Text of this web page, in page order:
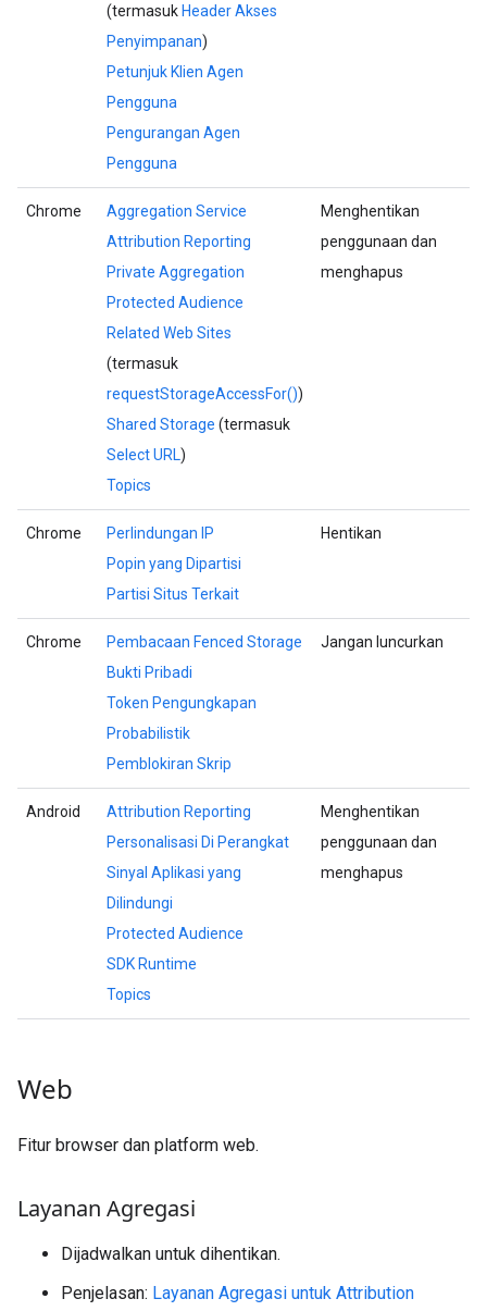
(termasukHeader Akses
Penyimpanan)
Petunjuk Klien Agen
Pengguna
Pengurangan Agen
Pengguna
Chrome
Aggregation Service
Attribution Reporting
Private Aggregation
Protected Audience
Related Web Sites
(termasuk
requestStorageAccessFor())
Shared Storage (termasuk
Select URL)
Topics
Menghentikan
penggunaan dan
menghapus
Chrome
Perlindungan IP
Popin yang Dipartisi
Partisi Situs Terkait
Hentikan
Chrome
Pembacaan Fenced Storage
Bukti Pribadi
Token Pengungkapan
Probabilistik
Pemblokiran Skrip
Jangan luncurkan
Android
Attribution Reporting
Personalisasi Di Perangkat
Sinyal Aplikasi yang
Dilindungi
Protected Audience
SDK Runtime
Topics
Menghentikan
penggunaan dan
menghapus
Web
Fitur browser dan platform web.
Layanan Agregasi
Dijadwalkan untuk dihentikan.
Penjelasan: Layanan Agregasi untuk Attribution